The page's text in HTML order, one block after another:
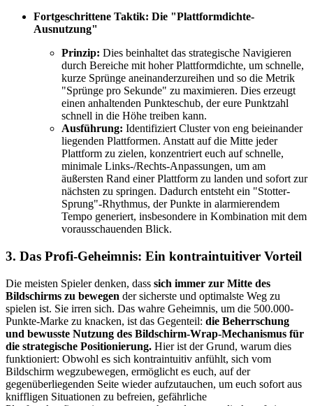
Fortgeschrittene Taktik: Die "Plattformdichte-
Ausnutzung"
Prinzip: Dies beinhaltet das strategische Navigieren
durch Bereiche mit hoher Plattformdichte, um schnelle,
kurze Sprünge aneinanderzureihen und so die Metrik
"Sprünge pro Sekunde" zu maximieren. Dies erzeugt
einen anhaltenden Punkteschub, der eure Punktzahl
schnell in die Höhe treiben kann.
Ausführung: Identifiziert Cluster von eng beieinander
liegenden Plattformen. Anstatt auf die Mitte jeder
Plattform zu zielen, konzentriert euch auf schnelle,
minimale Links-/Rechts-Anpassungen, um am
äußersten Rand einer Plattform zu landen und sofort zur
nächsten zu springen. Dadurch entsteht ein "Stotter-
Sprung"-Rhythmus, der Punkte in alarmierendem
Tempo generiert, insbesondere in Kombination mit dem
vorausschauenden Blick.
3. Das Profi-Geheimnis: Ein kontraintuitiver Vorteil
Die meisten Spieler denken, dass sich immer zur Mitte des
Bildschirms zu bewegen der sicherste und optimalste Weg zu
spielen ist. Sie irren sich. Das wahre Geheimnis, um die 500.000-
Punkte-Marke zu knacken, ist das Gegenteil: die Beherrschung
und bewusste Nutzung des Bildschirm-Wrap-Mechanismus für
die strategische Positionierung. Hier ist der Grund, warum dies
funktioniert: Obwohl es sich kontraintuitiv anfühlt, sich vom
Bildschirm wegzubewegen, ermöglicht es euch, auf der
gegenüberliegenden Seite wieder aufzutauchen, um euch sofort aus
kniffligen Situationen zu befreien, gefährliche